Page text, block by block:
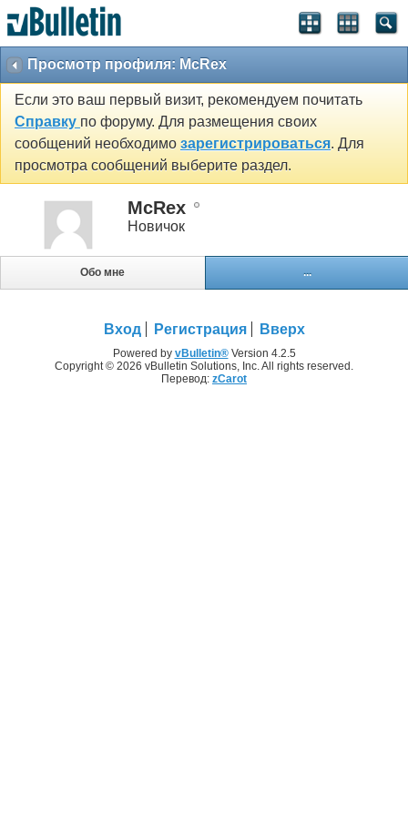
Просмотр профиля: McRex
Если это ваш первый визит, рекомендуем почитать
Справку по форуму. Для размещения своих
сообщений необходимо зарегистрироваться. Для
просмотра сообщений выберите раздел.
McRex
Новичок
Обо мне ...
Вход Регистрация Вверх
Powered by vBulletin®Version 4.2.5
Copyright © 2026 vBulletin Solutions, Inc. All rights reserved.
Перевод: zCarot